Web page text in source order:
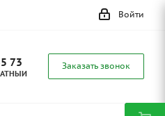
Войти
73 Заказать звонок